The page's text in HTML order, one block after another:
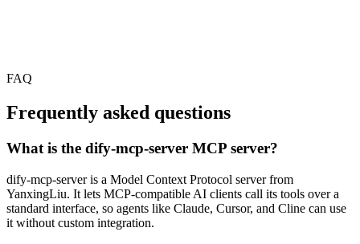
FAQ
Frequently asked questions
What is the dify-mcp-server MCP server?
dify-mcp-server is a Model Context Protocol server from
YanxingLiu. It lets MCP-compatible AI clients call its tools over a
standard interface, so agents like Claude, Cursor, and Cline can use
it without custom integration.